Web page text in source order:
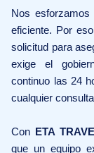
Nos
eficiente. Por
solicitud para
exige el
continuo las 24
cualquier
Con ETA
que un equipo